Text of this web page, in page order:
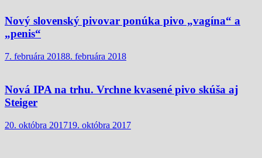
Nový slovenský pivovar ponúka pivo „vagína“ a
„penis“
7. februára 20188. februára 2018
Nová IPA na trhu. Vrchne kvasené pivo skúša aj
Steiger
20. októbra 201719. októbra 2017